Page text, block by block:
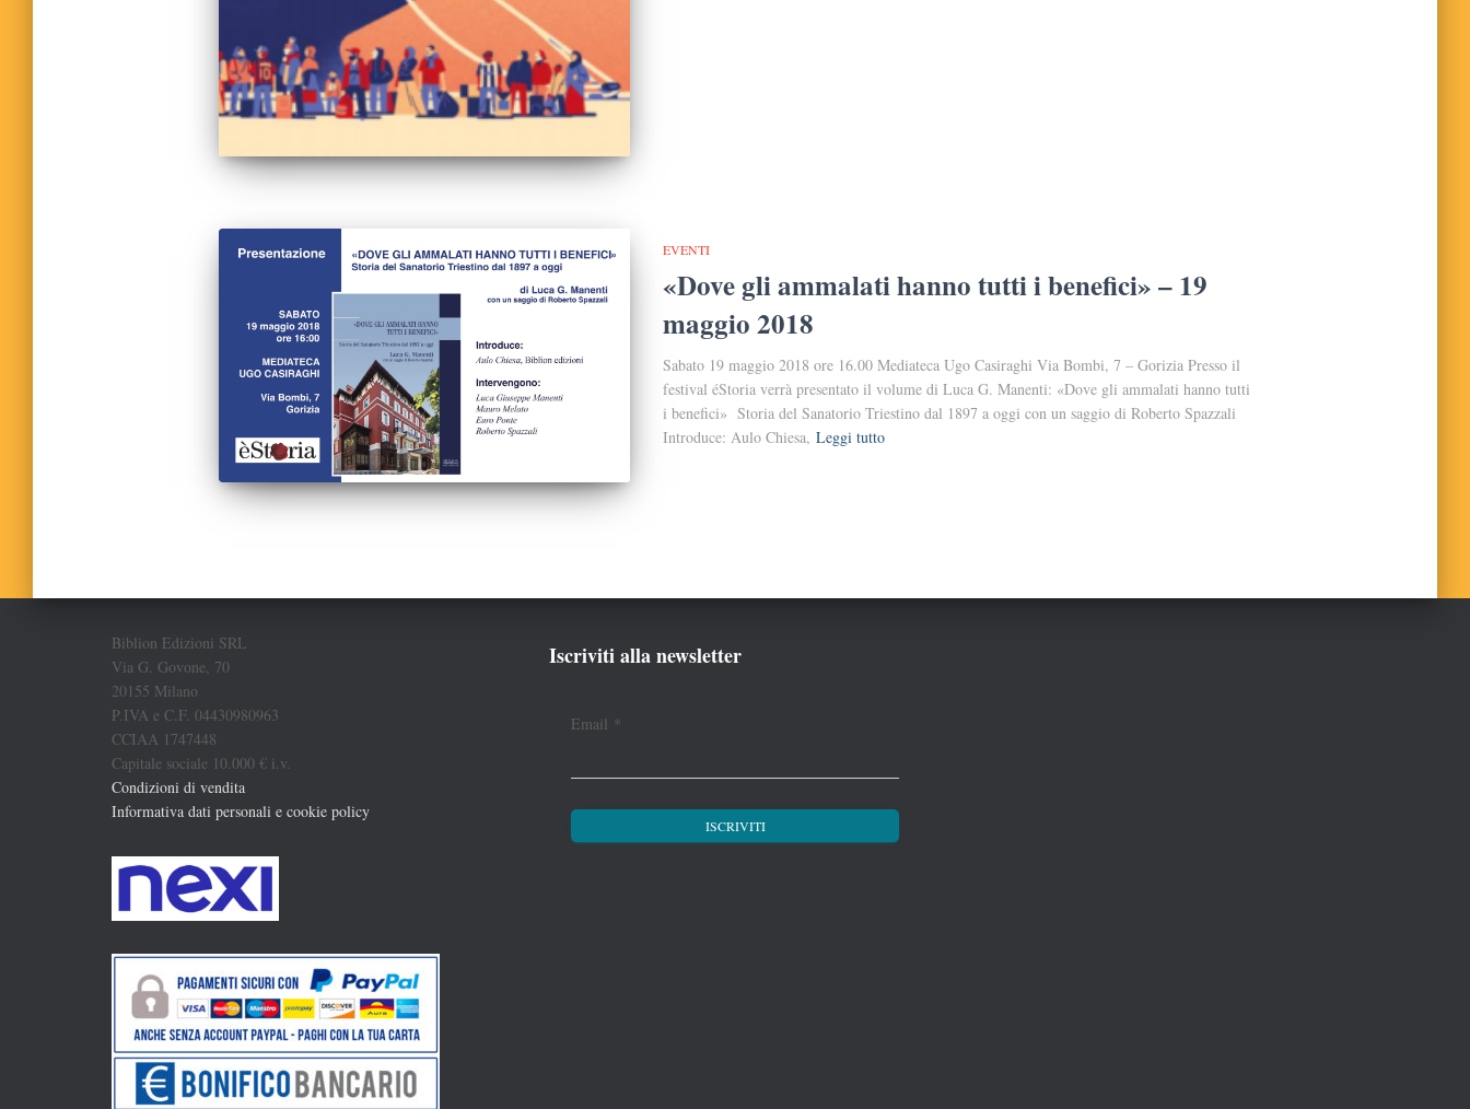
EVENTI
«Dove gli ammalati hanno tutti i benefici» – 19
maggio 2018
Sabato 19 maggio 2018 ore 16.00 Mediateca Ugo Casiraghi Via Bombi, 7 – Gorizia Presso il
festival éStoria verrà presentato il volume di Luca G. Manenti: «Dove gli ammalati hanno tutti
i benefici» Storia del Sanatorio Triestino dal 1897 a oggi con un saggio di Roberto Spazzali
Introduce: Aulo Chiesa, Leggi tutto
Biblion Edizioni SRL
Via G. Govone, 70
20155 Milano
P.IVA e C.F. 04430980963
CCIAA 1747448
Capitale sociale 10.000 € i.v.
Condizioni di vendita
Informativa dati personali e cookie policy
Iscriviti alla newsletter
Email *